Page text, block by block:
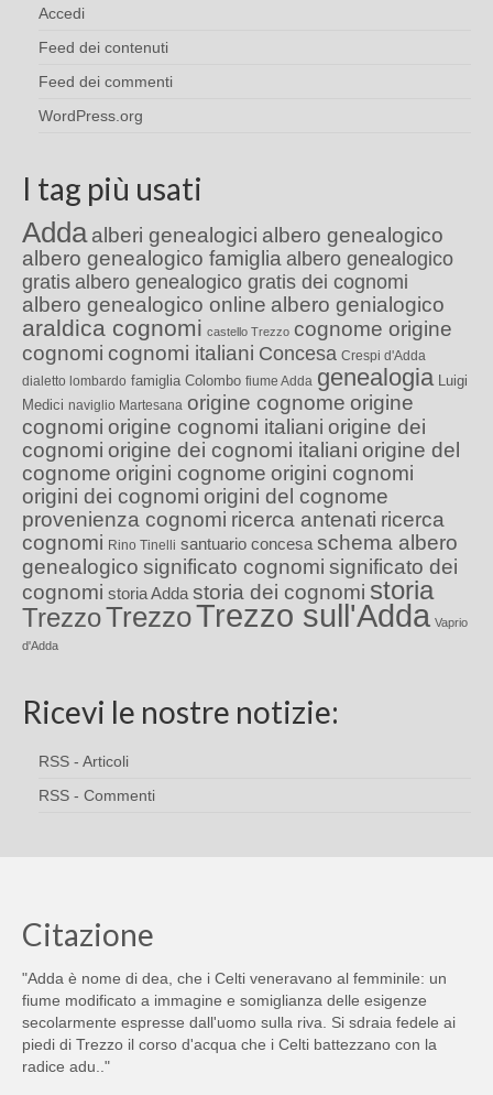
Accedi
Feed dei contenuti
Feed dei commenti
WordPress.org
I tag più usati
Adda alberi genealogici albero genealogico
albero genealogico famiglia albero genealogico
gratis albero genealogico gratis dei cognomi
albero genealogico online albero genialogico
araldica cognomi castello Trezzo cognome origine
cognomi cognomi italiani Concesa Crespi d'Adda
dialetto lombardo famiglia Colombo fiume Adda genealogia Luigi
Medici naviglio Martesana origine cognome origine
cognomi origine cognomi italiani origine dei
cognomi origine dei cognomi italiani origine del
cognome origini cognome origini cognomi
origini dei cognomi origini del cognome
provenienza cognomi ricerca antenati ricerca
cognomi Rino Tinelli santuario concesa schema albero
genealogico significato cognomi significato dei
cognomi storia Adda storia dei cognomi storia
TrezzoTrezzoTrezzo sull'Adda Vaprio
d'Adda
Ricevi le nostre notizie:
RSS - Articoli
RSS - Commenti
Citazione
"Adda è nome di dea, che i Celti veneravano al femminile: un
fiume modificato a immagine e somiglianza delle esigenze
secolarmente espresse dall'uomo sulla riva. Si sdraia fedele ai
piedi di Trezzo il corso d'acqua che i Celti battezzano con la
radice adu.."